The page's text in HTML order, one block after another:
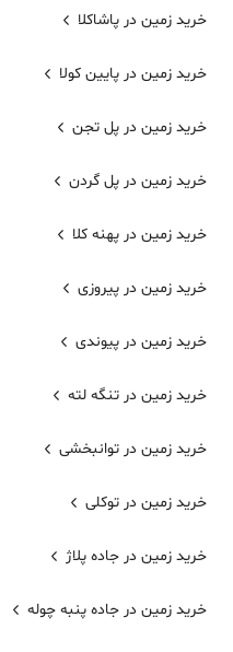
خرید زمین در پاشاکلا
خرید زمین در پایین کولا
خرید زمین در پل تجن
خرید زمین در پل گردن
خرید زمین در پهنه کلا
خرید زمین در پیروزی
خرید زمین در پیوندی
خرید زمین در تنگه لته
خرید زمین در توانبخشی
خرید زمین در توکلی
خرید زمین در جاده پلاژ
خرید زمین در جاده پنبه چوله